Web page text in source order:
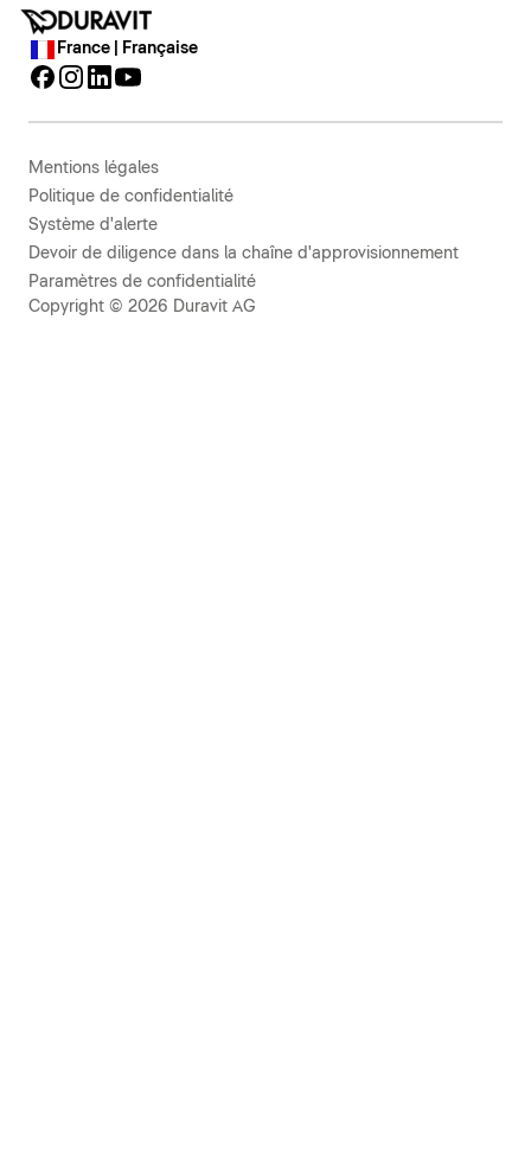
France | Française
Mentions légales
Politique de confidentialité
Système d'alerte
Devoir de diligence dans la chaîne d'approvisionnement
Paramètres de confidentialité
Copyright © 2026 Duravit AG